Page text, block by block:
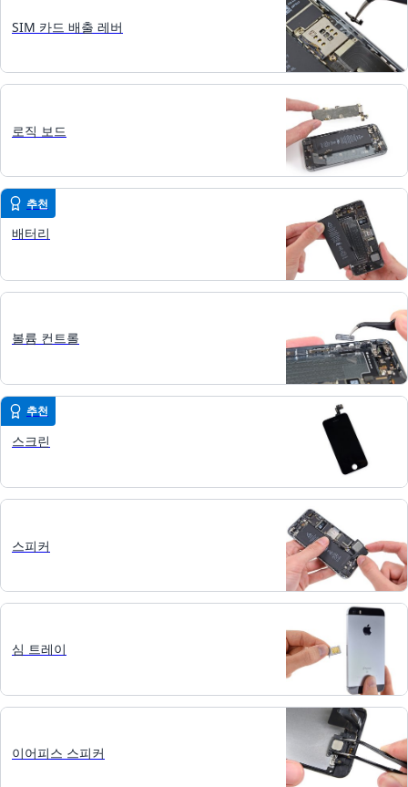
SIM 카드 배출 레버
로직 보드
추천
배터리
볼륨 컨트롤
추천
스크린
스피커
심 트레이
이어피스 스피커